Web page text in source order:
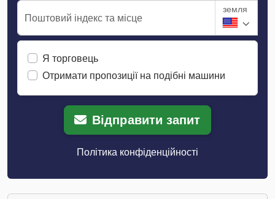
Поштовий індекс та місце
земля
Я торговець
Отримати пропозиції на подібні машини
Відправити запит
Політика конфіденційності